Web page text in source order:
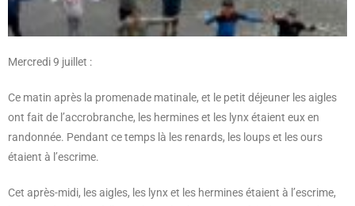
Mercredi 9 juillet :
Ce matin après la promenade matinale, et le petit déjeuner les aigles
ont fait de l’accrobranche, les hermines et les lynx étaient eux en
randonnée. Pendant ce temps là les renards, les loups et les ours
étaient à l’escrime.
Cet après-midi, les aigles, les lynx et les hermines étaient à l’escrime,